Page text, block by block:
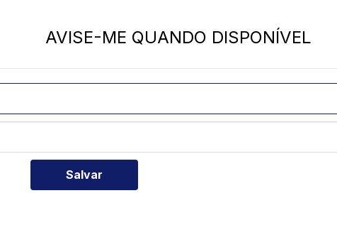
AVISE-ME QUANDO DISPONÍVEL
Salvar